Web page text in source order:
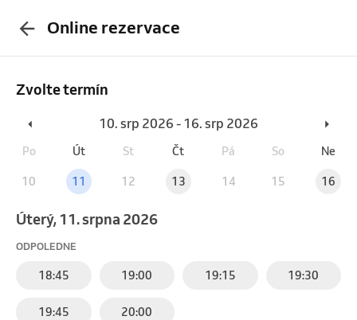
Online rezervace
Zvolte termín
10. srp 2026 - 16. srp 2026
Po Út St Čt Pá So Ne
10 11 12 13 14 15 16
úterý, 11. srpna 2026
ODPOLEDNE
18:45 19:00 19:15 19:30
19:45 20:00